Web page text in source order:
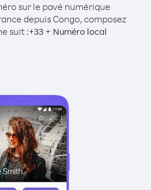
sur le pavé numérique
depuis Congo, composez
suit :+33 + Numéro local